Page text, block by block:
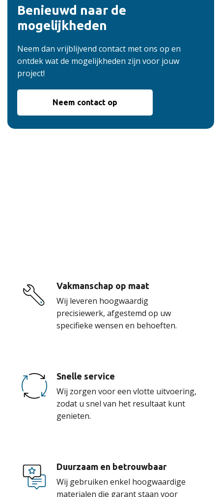
Benieuwd naar de
mogelijkheden
Neem dan vrijblijvend contact met ons op en
ontdek wat de mogelijkheden zijn voor jouw
project!
Neem contact op
Vakmanschap op maat
Wij leveren hoogwaardig
precisiewerk, afgestemd op uw
specifieke wensen en behoeften.
Snelle service
Wij zorgen voor een vlotte uitvoering,
zodat u snel van het resultaat kunt
genieten.
Duurzaam en betrouwbaar
Wij gebruiken enkel hoogwaardige
materialen die garant staan voor